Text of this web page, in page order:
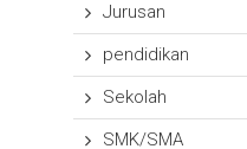
Jurusan
pendidikan
Sekolah
SMK/SMA